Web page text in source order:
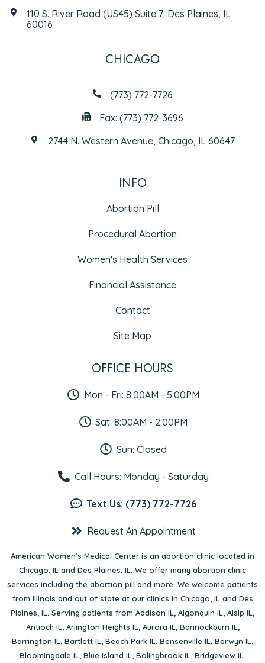
110 S. River Road (US45) Suite 7, Des Plaines, IL
60016
CHICAGO
(773) 772-7726
Fax: (773) 772-3696
2744 N. Western Avenue, Chicago, IL 60647
INFO
Abortion Pill
Procedural Abortion
Women's Health Services
Financial Assistance
Contact
Site Map
OFFICE HOURS
Mon - Fri: 8:00AM - 5:00PM
Sat: 8:00AM - 2:00PM
Sun: Closed
Call Hours: Monday - Saturday
Text Us: (773) 772-7726
Request An Appointment
American Women’s Medical Center is an abortion clinic located in
Chicago, IL and Des Plaines, IL. We offer many abortion clinic
services including the abortion pill and more. We welcome patients
from Illinois and out of state at our clinics in Chicago, IL and Des
Plaines, IL. Serving patients from Addison IL, Algonquin IL, Alsip IL,
Antioch IL, Arlington Heights IL, Aurora IL, Bannockburn IL,
Barrington IL, Bartlett IL, Beach Park IL, Bensenville IL, Berwyn IL,
Bloomingdale IL, Blue Island IL, Bolingbrook IL, Bridgeview IL,